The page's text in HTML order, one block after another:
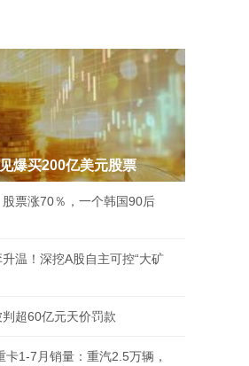
爆买200亿美元股票
票涨70％，一个韩国90后
温！深挖A股自主可控“大矿
超60亿元天价罚款
卡1-7月销量：重汽2.5万辆，